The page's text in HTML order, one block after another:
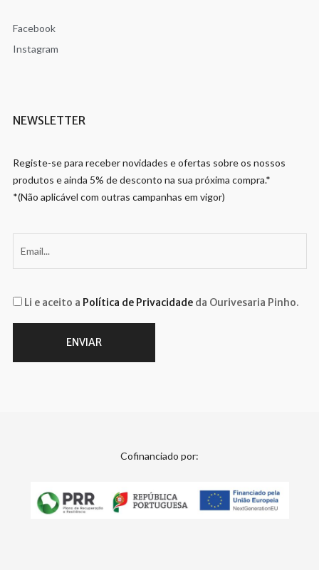
Facebook
Instagram
NEWSLETTER
Registe-se para receber novidades e ofertas sobre os nossos
produtos e ainda 5% de desconto na sua próxima compra.*
*(Não aplicável com outras campanhas em vigor)
Li e aceito a Política de Privacidadeda Ourivesaria Pinho.
Cofinanciado por: